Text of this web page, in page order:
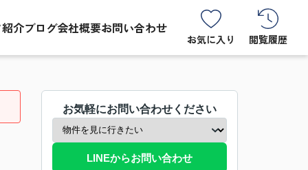
介ブログ会社概要お問い合わせ
お気に入り 閲覧履歴
お気軽にお問い合わせください
LINEからお問い合わせ